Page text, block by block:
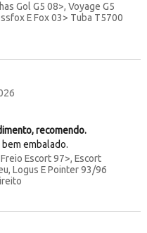
Gol G5 08>, Voyage G5
E Fox 03> Tuba T5700
recomendo.
embalado.
Escort 97>, Escort
Logus E Pointer 93/96